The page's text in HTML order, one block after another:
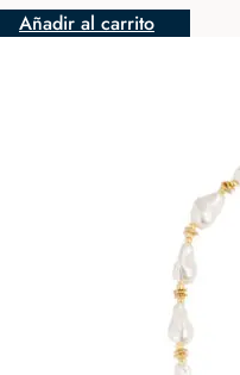
Añadir al carrito